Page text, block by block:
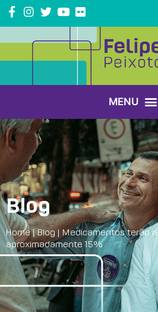
Blog
Home|Blog| Medicamentos terão
aproximadamente 15%